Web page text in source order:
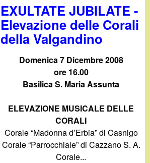
EXULTATE JUBILATE -
Elevazione delle Corali
della Valgandino
Domenica 7 Dicembre 2008
ore 16.00
Basilica S. Maria Assunta
ELEVAZIONE MUSICALE DELLE
CORALI
Corale “Madonna d’Erbia” di Casnigo
Corale “Parrocchiale” di Cazzano S. A.
Corale...